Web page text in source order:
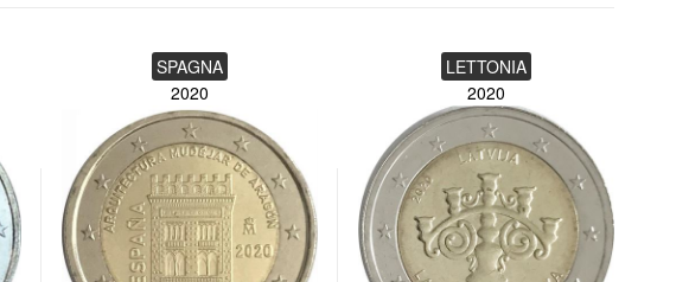
SPAGNA
2020
LETTONIA
2020